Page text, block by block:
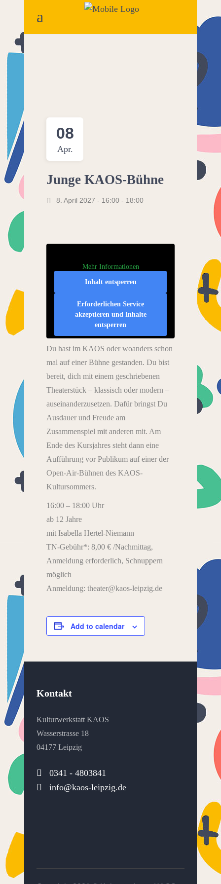
08
Apr.
Junge KAOS-Bühne
8. April 2027 - 16:00 - 18:00
Mehr Informationen
Inhalt entsperren
Erforderlichen Service
akzeptieren und Inhalte
entsperren
Du hast im KAOS oder woanders schon
mal auf einer Bühne gestanden. Du bist
bereit, dich mit einem geschriebenen
Theaterstück – klassisch oder modern –
auseinanderzusetzen. Dafür bringst Du
Ausdauer und Freude am
Zusammenspiel mit anderen mit. Am
Ende des Kursjahres steht dann eine
Aufführung vor Publikum auf einer der
Open-Air-Bühnen des KAOS-
Kultursommers.
16:00 – 18:00 Uhr
ab 12 Jahre
mit Isabella Hertel-Niemann
TN-Gebühr*: 8,00 € /Nachmittag,
Anmeldung erforderlich, Schnuppern
möglich
Anmeldung: theater@kaos-leipzig.de
Add to calendar
Kontakt
Kulturwerkstatt KAOS
Wasserstrasse 18
04177 Leipzig
0341 - 4803841
info@kaos-leipzig.de